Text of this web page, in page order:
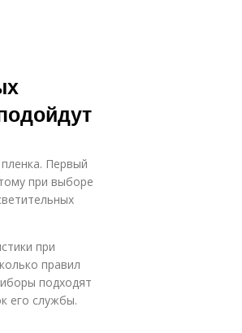
Первый
при выборе
при
правил
подходят
его службы.